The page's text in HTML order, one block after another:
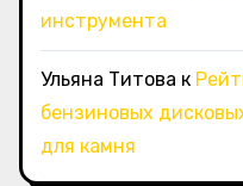
инструмента
Ульяна Титова к
бензиновых
для камня